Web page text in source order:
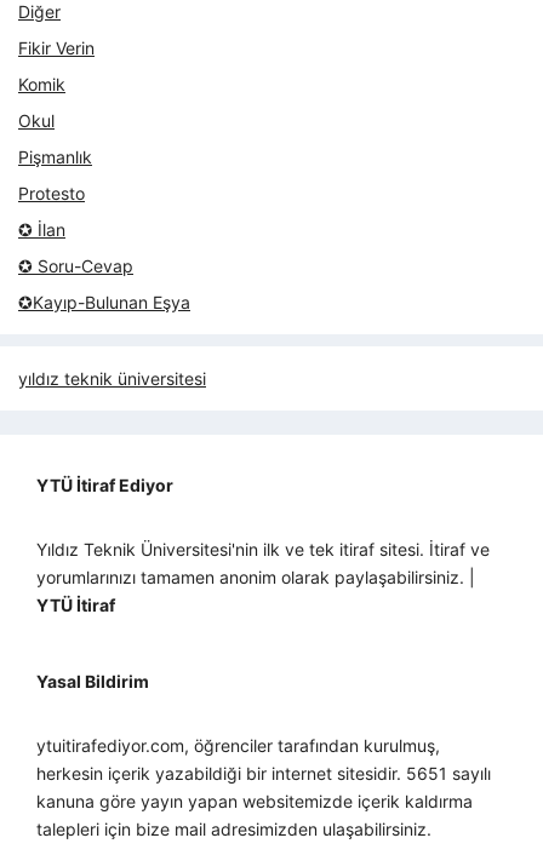
Diğer
Fikir Verin
Komik
Okul
Pişmanlık
Protesto
✪ İlan
✪ Soru-Cevap
✪Kayıp-Bulunan Eşya
yıldız teknik üniversitesi
YTÜ İtiraf Ediyor
Yıldız Teknik Üniversitesi'nin ilk ve tek itiraf sitesi. İtiraf ve
yorumlarınızı tamamen anonim olarak paylaşabilirsiniz. |
YTÜ İtiraf
Yasal Bildirim
ytuitirafediyor.com, öğrenciler tarafından kurulmuş,
herkesin içerik yazabildiği bir internet sitesidir. 5651 sayılı
kanuna göre yayın yapan websitemizde içerik kaldırma
talepleri için bize mail adresimizden ulaşabilirsiniz.